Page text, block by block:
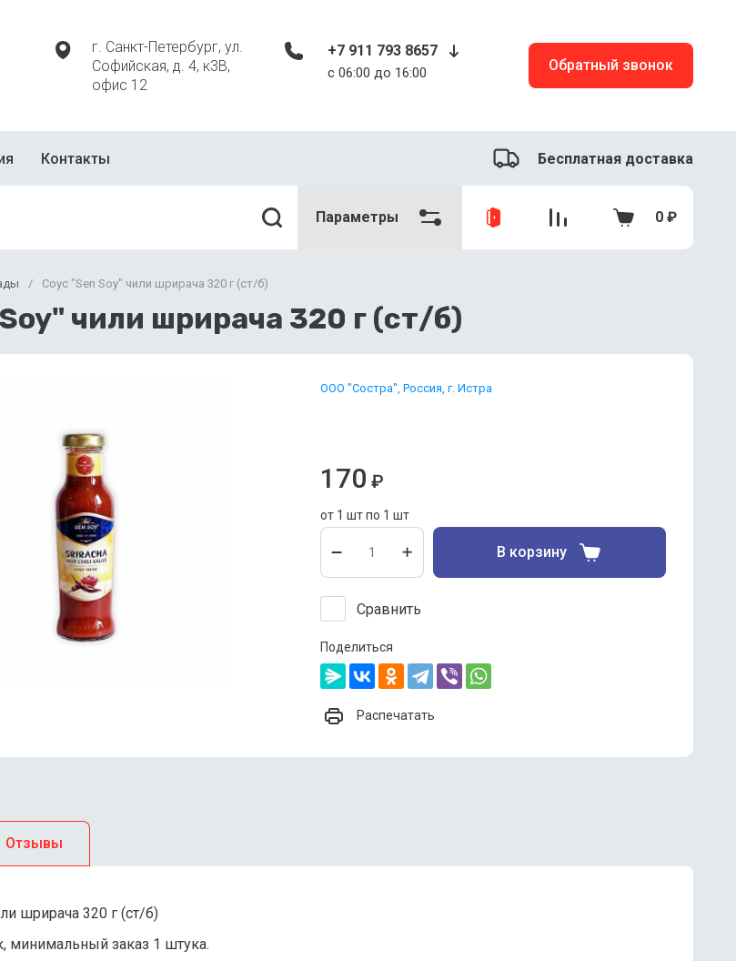
г. Санкт-Петербург, ул.
Софийская, д. 4, к3В,
офис 12
+7 911 793 8657
c 06:00 до 16:00 Обратный звонок
Контакты Бесплатная доставка
Параметры 0 ₽
/ Соус "Sen Soy" чили шрирача 320 г (ст/б)
чили шрирача 320 г (ст/б)
ООО "Состра", Россия, г. Истра
170 ₽
от 1 шт по 1 шт
В корзину
Сравнить
Поделиться
Распечатать
Отзывы
шрирача 320 г (ст/б)
минимальный заказ 1 штука.